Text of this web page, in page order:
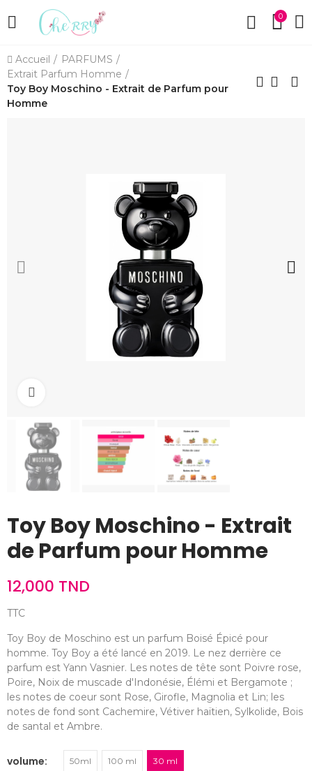
0
Accueil
PARFUMS
Extrait Parfum Homme
Toy Boy Moschino - Extrait de Parfum pour
Homme
Toy Boy Moschino - Extrait
de Parfum pour Homme
12,000 TND
TTC
Toy Boy de Moschino est un parfum Boisé Épicé pour
homme. Toy Boy a été lancé en 2019. Le nez derrière ce
parfum est Yann Vasnier. Les notes de tête sont Poivre rose,
Poire, Noix de muscade d'Indonésie, Élémi et Bergamote ;
les notes de coeur sont Rose, Girofle, Magnolia et Lin; les
notes de fond sont Cachemire, Vétiver haïtien, Sylkolide, Bois
de santal et Ambre.
volume 50ml 100 ml 30 ml